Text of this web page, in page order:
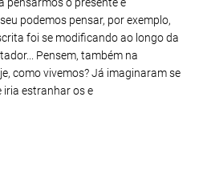
podemos pensar, por exemplo,
foi se modificando ao longo da
Pensem, também na
como vivemos? Já imaginaram se
iria estranhar os e